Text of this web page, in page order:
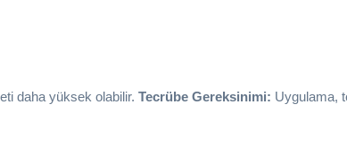
daha yüksek olabilir. Tecrübe Gereksinimi: Uygulama,